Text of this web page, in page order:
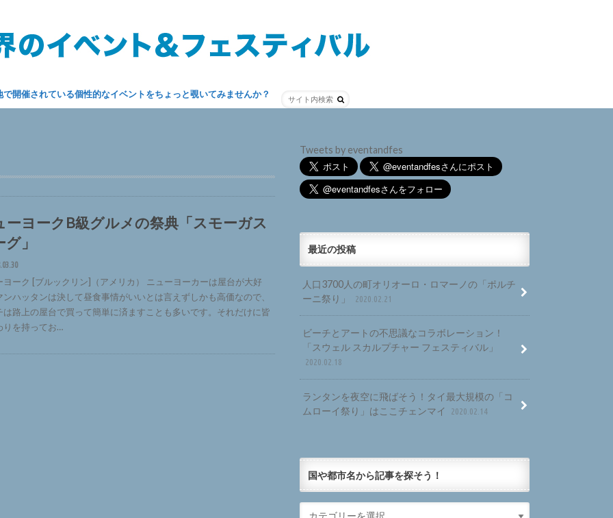
で開催されている個性的なイベントをちょっと覗いてみませんか？
ーヨークB級グルメの祭典「スモーガス
」
ヨーク [ブルックリン]（アメリカ） ニューヨーカーは屋台が大好
ンハッタンは決して昼食事情がいいとは言えずしかも高価なので、
は路上の屋台で買って簡単に済ますことも多いです。それだけに皆
りを持ってお…
Tweets by eventandfes
最近の投稿
人口3700人の町オリオーロ・ロマーノの「ポルチ
ーニ祭り」
2020.02.21
ビーチとアートの不思議なコラボレーション！
「スウェル スカルプチャー フェスティバル」
2020.02.18
ランタンを夜空に飛ばそう！タイ最大規模の「コ
ムローイ祭り」はここチェンマイ
2020.02.14
国や都市名から記事を探そう！